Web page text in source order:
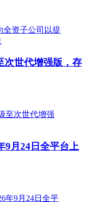
次世代增强版，存
9月24日全平台上